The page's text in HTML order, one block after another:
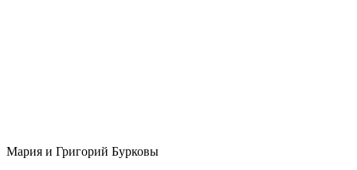
Мария и Григорий Бурковы